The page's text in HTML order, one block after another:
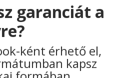
garanciát a
ként érhető el,
kapsz